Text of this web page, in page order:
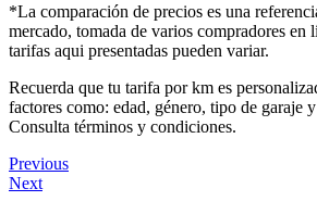
*La comparación de precios es una
mercado, tomada de varios compradores en
tarifas aqui presentadas pueden variar.
Recuerda que tu tarifa por km es
factores como: edad, género, tipo de garaje
Consulta términos y condiciones.
Previous
Next